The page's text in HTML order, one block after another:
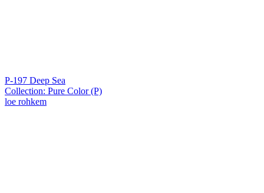
P-197 Deep Sea
Collection: Pure Color (P)
loe rohkem